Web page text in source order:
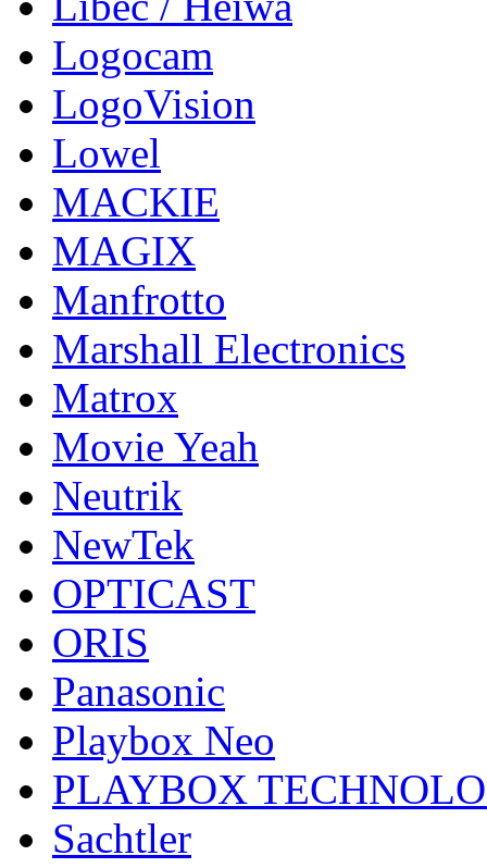
Logocam
LogoVision
Lowel
MACKIE
MAGIX
Manfrotto
Marshall Electronics
Matrox
Movie Yeah
Neutrik
NewTek
OPTICAST
ORIS
Panasonic
Playbox Neo
PLAYBOX
Sachtler